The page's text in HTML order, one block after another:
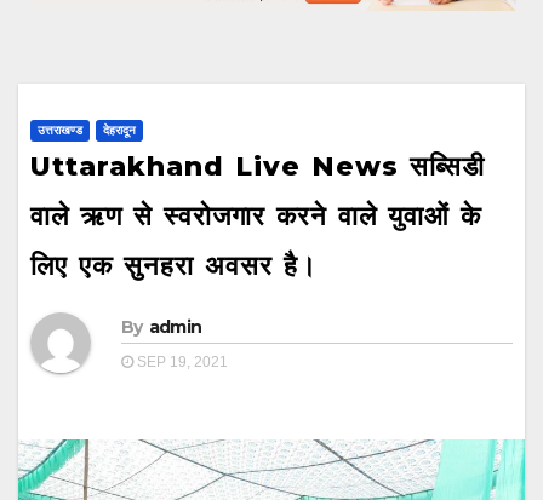
उत्तराखण्ड देहरादून
Uttarakhand Live News सब्सिडी
वाले ऋण से स्वरोजगार करने वाले युवाओं के
लिए एक सुनहरा अवसर है।
By admin
SEP 19, 2021